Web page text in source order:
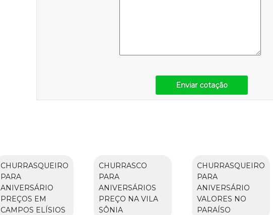
Enviar cotação
CHURRASQUEIRO
PARA
ANIVERSÁRIO
PREÇOS EM
CAMPOS ELÍSIOS
CHURRASCO
PARA
ANIVERSÁRIOS
PREÇO NA VILA
SÔNIA
CHURRASQUEIRO
PARA
ANIVERSÁRIO
VALORES NO
PARAÍSO